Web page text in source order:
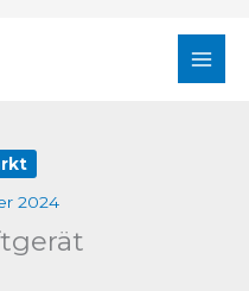
2024